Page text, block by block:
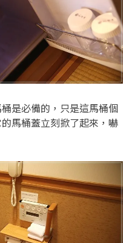
是必備的，只是這馬桶個
馬桶蓋立刻掀了起來，嚇